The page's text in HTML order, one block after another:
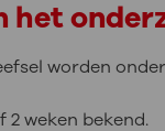
het
worden
2 weken bekend.